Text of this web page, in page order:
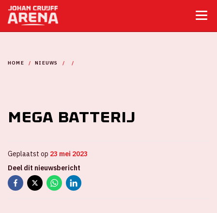
HOME NIEUWS
Mega batterij
Geplaatst op 23 mei 2023
Deel dit nieuwsbericht